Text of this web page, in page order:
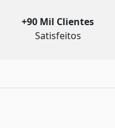
+90 Mil Clientes
Satisfeitos